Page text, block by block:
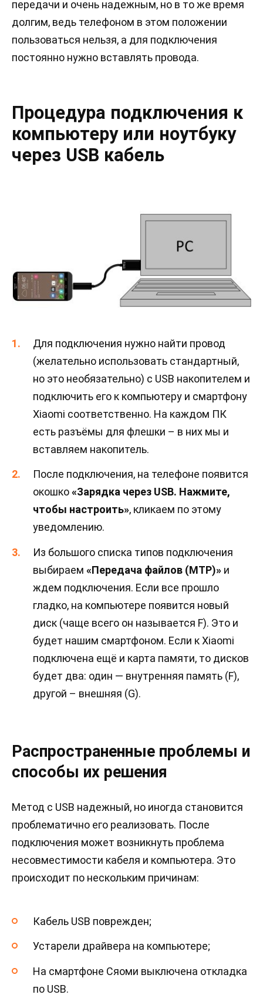
передачи и очень надежным, но в то же время
долгим, ведь телефоном в этом положении
пользоваться нельзя, а для подключения
постоянно нужно вставлять провода.
Процедура подключения к
компьютеру или ноутбуку
через USB кабель
Для подключения нужно найти провод
(желательно использовать стандартный,
но это необязательно) с USB накопителем и
подключить его к компьютеру и смартфону
Xiaomi соответственно. На каждом ПК
есть разъёмы для флешки – в них мы и
вставляем накопитель.
После подключения, на телефоне появится
окошко«Зарядка через USB. Нажмите,
чтобы настроить», кликаем по этому
уведомлению.
Из большого списка типов подключения
выбираем «Передача файлов (MTP)» и
ждем подключения. Если все прошло
гладко, на компьютере появится новый
диск (чаще всего он называется F). Это и
будет нашим смартфоном. Если к Xiaomi
подключена ещё и карта памяти, то дисков
будет два: один — внутренняя память (F),
другой – внешняя (G).
Распространенные проблемы и
способы их решения
Метод с USB надежный, но иногда становится
проблематично его реализовать. После
подключения может возникнуть проблема
несовместимости кабеля и компьютера. Это
происходит по нескольким причинам:
Кабель USB поврежден;
Устарели драйвера на компьютере;
На смартфоне Сяоми выключена откладка
по USB.